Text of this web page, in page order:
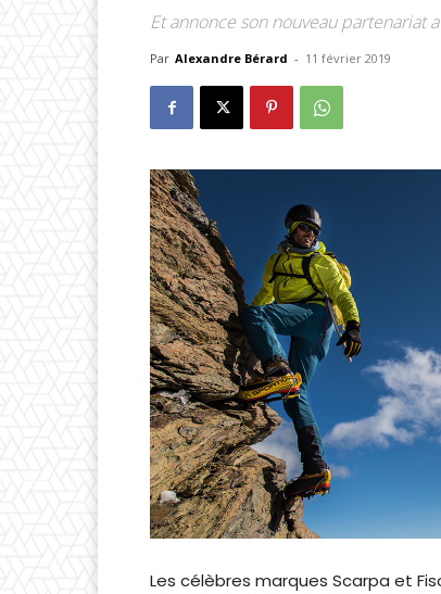
Et annonce son nouveau partenariat
Par Alexandre Bérard - 11 février 2019
Les célèbres marques Scarpa et